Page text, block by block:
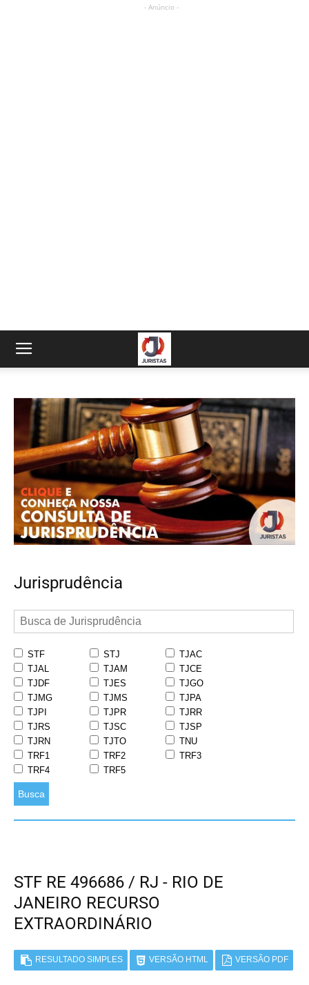
- Anúncio -
Jurisprudência
STF STJ
TJAC
TJAL
TJAM
TJCE
TJDF
TJES
TJGO
TJMG
TJMS
TJPA
TJPI
TJPR
TJRR
TJRS
TJSC
TJSP
TJRN
TJTO
TNU
TRF1
TRF2
TRF3
TRF4
TRF5
Busca
STF RE 496686 / RJ - RIO DE
JANEIRO RECURSO
EXTRAORDINÁRIO
RESULTADO SIMPLES VERSÃO HTML VERSÃO PDF